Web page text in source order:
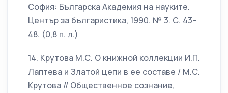
София: Българска Академия на науките.
Център за българистика, 1990. № 3. С. 43–
48. (0,8 п. л.)
14. Крутова М.С. О книжной коллекции И.П.
Лаптева и Златой цепи в ее составе / М.С.
Крутова // Общественное сознание,